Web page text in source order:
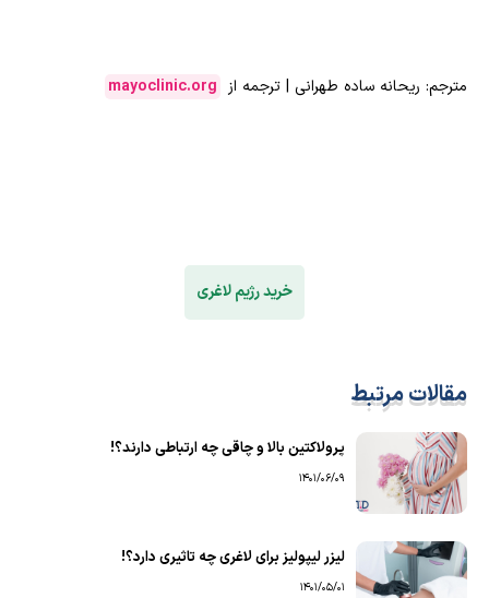
مترجم: ریحانه ساده طهرانی | ترجمه از mayoclinic.org
خرید رژیم لاغری
مقالات مرتبط
پرولاکتین بالا و چاقی چه ارتباطی دارند؟!
1401/06/09
لیزر لیپولیز برای لاغری چه تاثیری دارد؟!
1401/05/01